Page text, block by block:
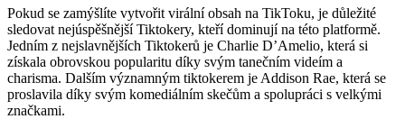
Pokud se zamýšlíte vytvořit virální obsah na TikToku, je důležité
sledovat nejúspěšnější Tiktokery, kteří dominují na této platformě.
Jedním z nejslavnějších Tiktokerů je Charlie D’Amelio, která si
získala obrovskou popularitu díky svým tanečním videím a
charisma. Dalším významným tiktokerem je Addison Rae, která se
proslavila díky svým komediálním skečům a spolupráci s velkými
značkami.